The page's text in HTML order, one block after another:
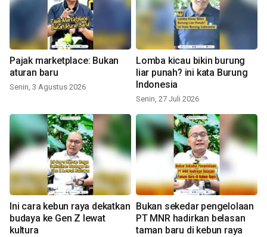
Pajak marketplace: Bukan
aturan baru
Senin, 3 Agustus 2026
Lomba kicau bikin burung
liar punah? ini kata Burung
Indonesia
Senin, 27 Juli 2026
Ini cara kebun raya dekatkan
budaya ke Gen Z lewat
kultura
Bukan sekedar pengelolaan
PT MNR hadirkan belasan
taman baru di kebun raya